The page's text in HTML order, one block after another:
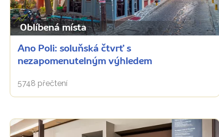
Oblíbená místa
Ano Poli: soluňská čtvrť s
nezapomenutelným výhledem
5748 přečtení